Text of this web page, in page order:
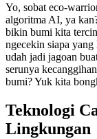
Yo, sobat eco-
algoritma AI, ya
bikin bumi kita
ngecekin siapa
udah jadi jagoan
serunya
bumi? Yuk kita
Teknologi
Lingkungan